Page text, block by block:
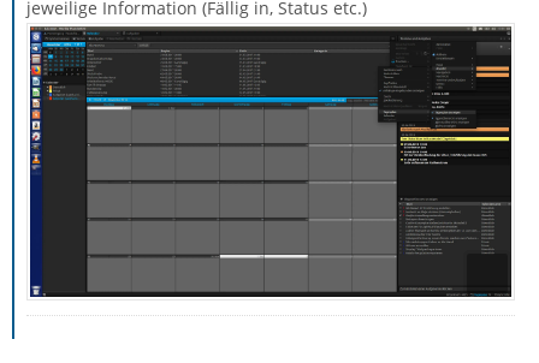
jeweilige Information (Fällig in, Status etc.)